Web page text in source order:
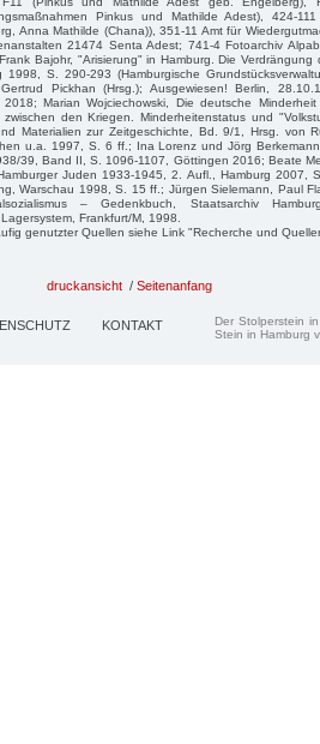
Pinkus und Mathilde Adest), 424-
Anna Mathilde (Chana)), 351-11 Amt für
21474 Senta Adest; 741-4 Fotoarchiv
Bajohr, "Arisierung" in Hamburg. Die Verdrängung
1998, S. 290-293 (Hamburgische
Pickhan (Hrsg.); Ausgewiesen! Berlin,
Marian Wojciechowski, Die deutsche
den Kriegen. Minderheitenstatus und
Materialien zur Zeitgeschichte, Bd. 9/1, Hrsg. von
u.a. 1997, S. 6 ff.; Ina Lorenz und Jörg
39, Band II, S. 1096-1107, Göttingen 2016; Beate
Juden 1933-1945, 2. Aufl., Hamburg 2007,
Warschau 1998, S. 15 ff.; Jürgen Sielemann, Paul
– Gedenkbuch, Staatsarchiv
Frankfurt/M, 1998.
genutzter Quellen siehe Link "Recherche und
druckansicht / Seitenanfang
KONTAKT
Der Stolperstein
Stein in Hamburg